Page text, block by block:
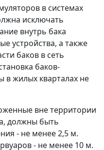
в системах
исключать
внутрь бака
устройства, а также
баков в сеть
баков-
в жилых кварталах не
вне территории
должны быть
- не менее 2,5 м.
- не менее 10 м.